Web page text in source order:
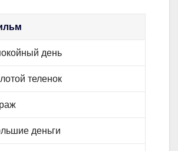
день
теленок
деньги